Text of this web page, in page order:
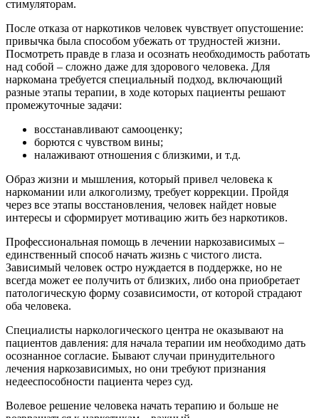
стимуляторам.
После отказа от наркотиков человек чувствует опустошение:
привычка была способом убежать от трудностей жизни.
Посмотреть правде в глаза и осознать необходимость работать
над собой – сложно даже для здорового человека. Для
наркомана требуется специальный подход, включающий
разные этапы терапии, в ходе которых пациенты решают
промежуточные задачи:
восстанавливают самооценку;
борются с чувством вины;
налаживают отношения с близкими, и т.д.
Образ жизни и мышления, который привел человека к
наркомании или алкоголизму, требует коррекции. Пройдя
через все этапы восстановления, человек найдет новые
интересы и сформирует мотивацию жить без наркотиков.
Профессиональная помощь в лечении наркозависимых –
единственный способ начать жизнь с чистого листа.
Зависимый человек остро нуждается в поддержке, но не
всегда может ее получить от близких, либо она приобретает
патологическую форму созависимости, от которой страдают
оба человека.
Специалисты наркологического центра не оказывают на
пациентов давления: для начала терапии им необходимо дать
осознанное согласие. Бывают случаи принудительного
лечения наркозависимых, но они требуют признания
недееспособности пациента через суд.
Волевое решение человека начать терапию и больше не